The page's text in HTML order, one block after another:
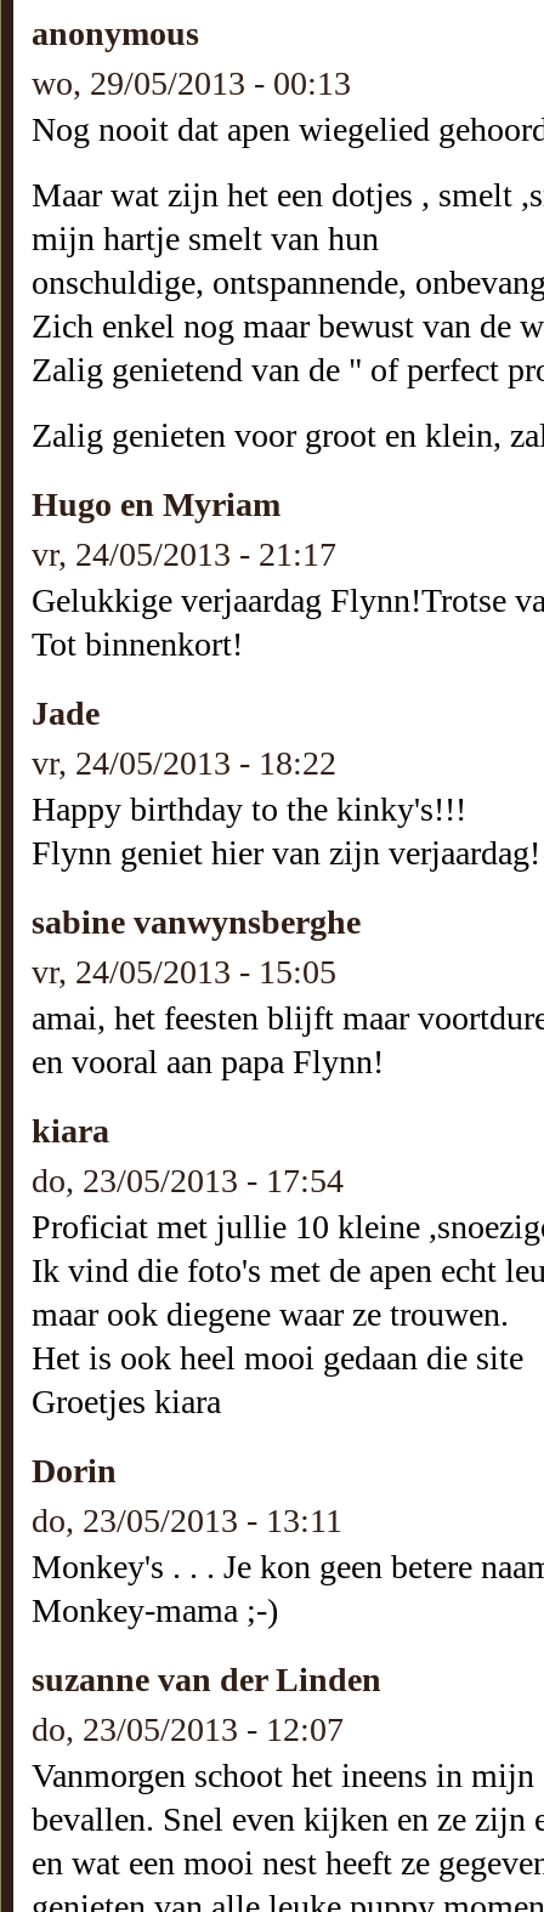
anonymous
wo, 29/05/2013 - 00:13
Nog nooit dat apen wiegelied
Maar wat zijn het een dotjes , smelt
mijn hartje smelt van hun
onschuldige, ontspannende,
Zich enkel nog maar bewust van de
Zalig genietend van de " of perfect
Zalig genieten voor groot en klein,
Hugo en Myriam
vr, 24/05/2013 - 21:17
Gelukkige verjaardag Flynn!Trotse
Tot binnenkort!
Jade
vr, 24/05/2013 - 18:22
Happy birthday to the kinky's!!!
Flynn geniet hier van zijn verjaardag!
sabine vanwynsberghe
vr, 24/05/2013 - 15:05
amai, het feesten blijft maar
en vooral aan papa Flynn!
kiara
do, 23/05/2013 - 17:54
Proficiat met jullie 10 kleine
Ik vind die foto's met de apen echt
maar ook diegene waar ze trouwen.
Het is ook heel mooi gedaan die site
Groetjes kiara
Dorin
do, 23/05/2013 - 13:11
Monkey's . . . Je kon geen betere
Monkey-mama ;-)
suzanne van der Linden
do, 23/05/2013 - 12:07
Vanmorgen schoot het ineens in mijn
bevallen. Snel even kijken en ze zijn
en wat een mooi nest heeft ze